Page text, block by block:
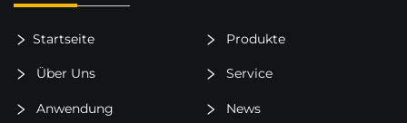
Startseite Produkte
Über Uns Service
Anwendung News